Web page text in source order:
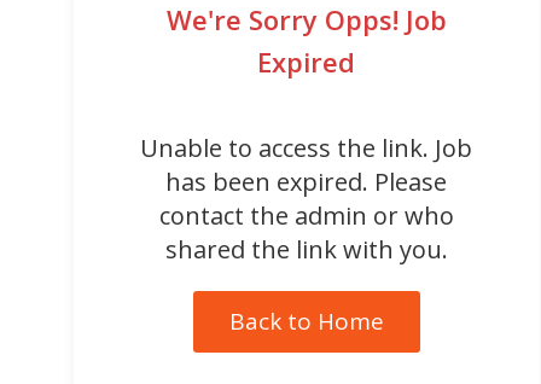
We're Sorry Opps! Job
Expired
Unable to access the link. Job
has been expired. Please
contact the admin or who
shared the link with you.
Back to Home